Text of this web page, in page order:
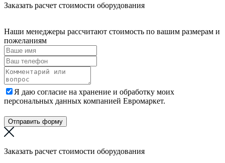
Заказать расчет стоимости оборудования
Наши менеджеры рассчитают стоимость по вашим размерам и
пожеланиям
Я даю согласие на хранение и обработку моих
персональных данных компанией Евромаркет.
Отправить форму
Заказать расчет стоимости оборудования